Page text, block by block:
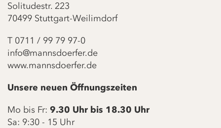
Solitudestr. 223
70499 Stuttgart-Weilimdorf
T 0711 / 99 79 97-0
info@mannsdoerfer.de
www.mannsdoerfer.de
Unsere neuen Öffnungszeiten
Mo bis Fr: 9.30 Uhr bis 18.30 Uhr
Sa: 9:30 - 15 Uhr